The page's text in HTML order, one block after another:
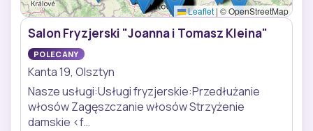
Leaflet | © OpenStreetMap
Salon Fryzjerski "Joanna i Tomasz Kleina"
POLECANY
Kanta 19, Olsztyn
Nasze usługi:Usługi fryzjerskie:Przedłużanie
włosów Zagęszczanie włosów Strzyżenie
damskie <f…